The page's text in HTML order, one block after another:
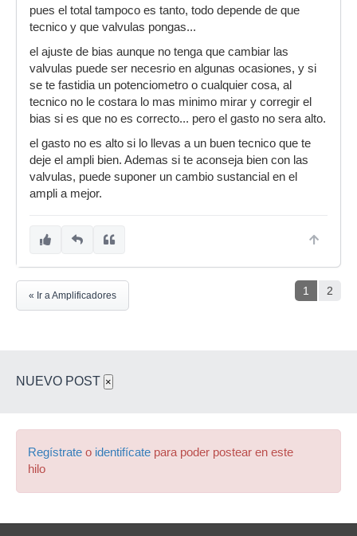
pues el total tampoco es tanto, todo depende de que
tecnico y que valvulas pongas...
el ajuste de bias aunque no tenga que cambiar las
valvulas puede ser necesrio en algunas ocasiones, y si
se te fastidia un potenciometro o cualquier cosa, al
tecnico no le costara lo mas minimo mirar y corregir el
bias si es que no es correcto... pero el gasto no sera alto.
el gasto no es alto si lo llevas a un buen tecnico que te
deje el ampli bien. Ademas si te aconseja bien con las
valvulas, puede suponer un cambio sustancial en el
ampli a mejor.
1 2
« Ir a Amplificadores
NUEVO POST ×
Regístrate o identifícate para poder postear en este
hilo